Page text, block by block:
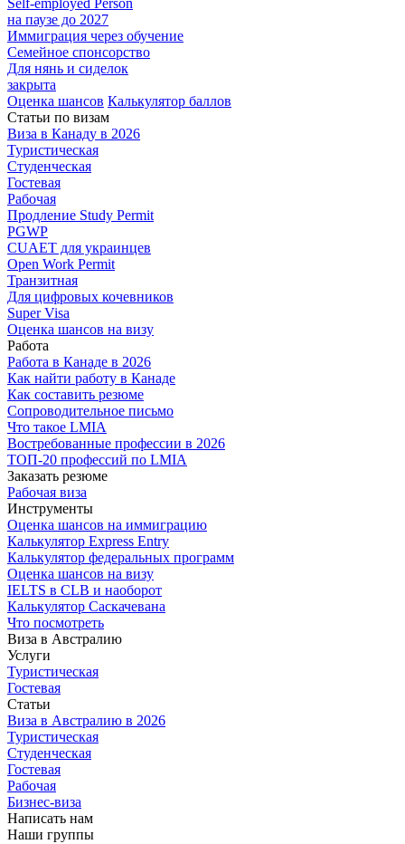
Self-employed Person
на паузе до 2027
Иммиграция через обучение
Семейное спонсорство
Для нянь и сиделок
закрыта
Оценка шансов Калькулятор баллов
Статьи по визам
Виза в Канаду в 2026
Туристическая
Студенческая
Гостевая
Рабочая
Продление Study Permit
PGWP
CUAET для украинцев
Open Work Permit
Транзитная
Для цифровых кочевников
Super Visa
Оценка шансов на визу
Работа
Работа в Канаде в 2026
Как найти работу в Канаде
Как составить резюме
Сопроводительное письмо
Что такое LMIA
Востребованные профессии в 2026
ТОП-20 профессий по LMIA
Заказать резюме
Рабочая виза
Инструменты
Оценка шансов на иммиграцию
Калькулятор Express Entry
Калькулятор федеральных программ
Оценка шансов на визу
IELTS в CLB и наоборот
Калькулятор Саскачевана
Что посмотреть
Виза в Австралию
Услуги
Туристическая
Гостевая
Статьи
Виза в Австралию в 2026
Туристическая
Студенческая
Гостевая
Рабочая
Бизнес-виза
Написать нам
Наши группы